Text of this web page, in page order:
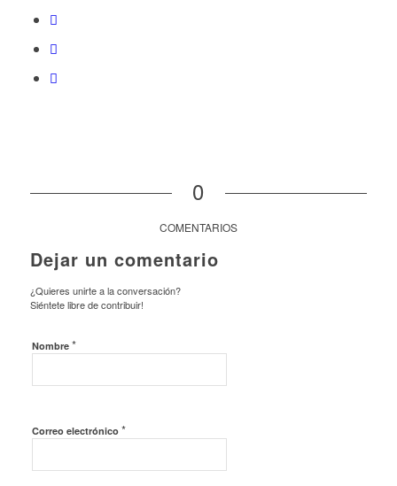
0
COMENTARIOS
Dejar un comentario
¿Quieres unirte a la conversación?
Siéntete libre de contribuir!
Nombre *
Correo electrónico *